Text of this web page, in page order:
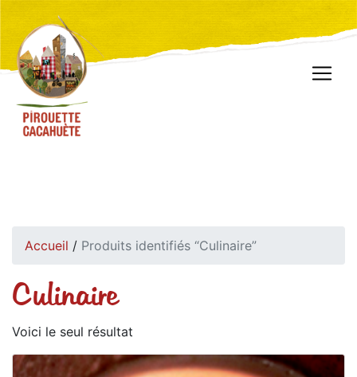
Accueil / Produits identifiés “Culinaire”
Culinaire
Voici le seul résultat